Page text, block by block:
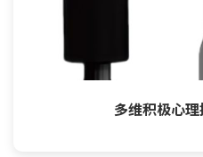
多维积极心